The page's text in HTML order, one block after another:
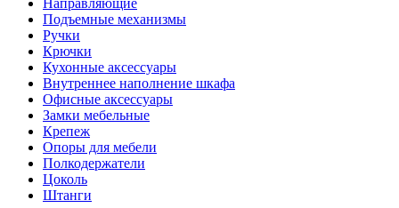
Направляющие
Подъемные механизмы
Ручки
Крючки
Кухонные аксессуары
Внутреннее наполнение шкафа
Офисные аксессуары
Замки мебельные
Крепеж
Опоры для мебели
Полкодержатели
Цоколь
Штанги